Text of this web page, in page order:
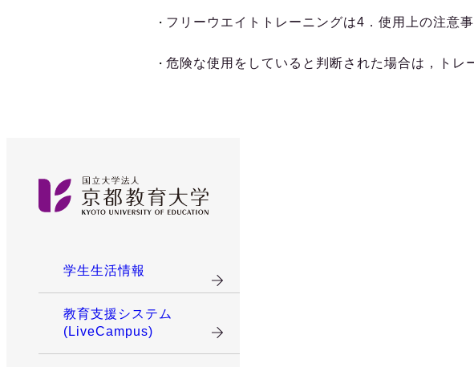
・ フリーウエイトトレーニングは4 ．使用上の注意
・ 危険な使用をしていると判断された場合は，トレ
学生生活情報
教育支援システム
(LiveCampus)